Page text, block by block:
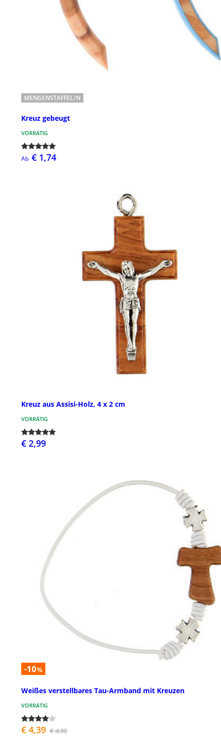
MENGENSTAFFEL/N
Kreuz gebeugt
VORRÄTIG
Ab € 1,74
Kreuz aus Assisi-Holz, 4 x 2 cm
VORRÄTIG
€ 2,99
-10%
Weißes verstellbares Tau-Armband mit Kreuzen
VORRÄTIG
€ 4,39 € 4,90